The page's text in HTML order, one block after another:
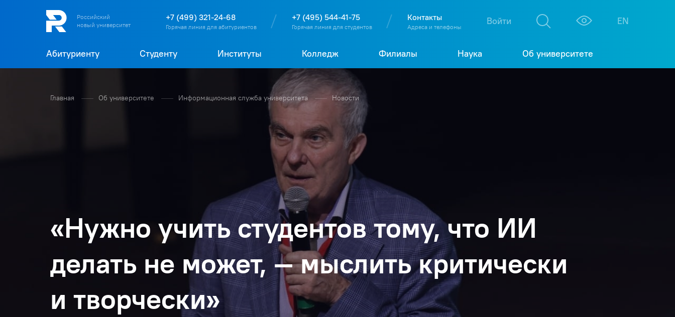
О Т
Российский
новый университет
+7 (499) 321-24-68
Горячая линия для абитуриентов
+7 (495) 544-41-75
Горячая линия для студентов
Контакты
Адреса и телефоны
Войти EN
Абитуриенту Студенту Институты Колледж Филиалы Наука Об университете
Главная Об университете Информационная служба университета Новости
«Нужно учить студентов тому, что ИИ
делать не может, — мыслить критически
и творчески»